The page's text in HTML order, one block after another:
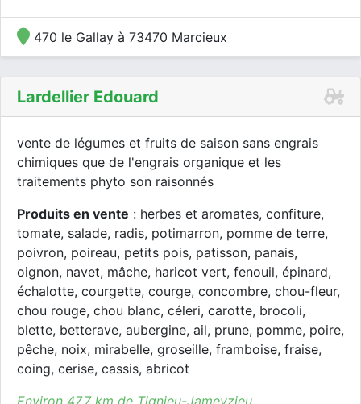
470 le Gallay à 73470 Marcieux
Lardellier Edouard
vente de légumes et fruits de saison sans engrais
chimiques que de l'engrais organique et les
traitements phyto son raisonnés
Produits en vente : herbes et aromates, confiture,
tomate, salade, radis, potimarron, pomme de terre,
poivron, poireau, petits pois, patisson, panais,
oignon, navet, mâche, haricot vert, fenouil, épinard,
échalotte, courgette, courge, concombre, chou-fleur,
chou rouge, chou blanc, céleri, carotte, brocoli,
blette, betterave, aubergine, ail, prune, pomme, poire,
pêche, noix, mirabelle, groseille, framboise, fraise,
coing, cerise, cassis, abricot
Environ 47.7 km de Tignieu-Jameyzieu